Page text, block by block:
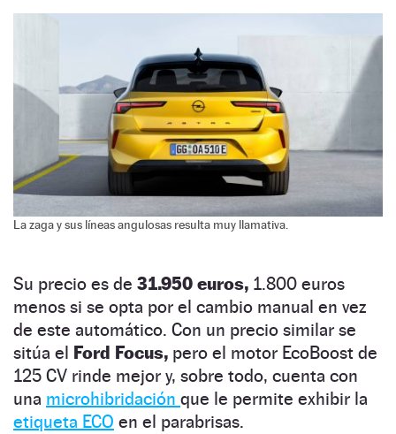
La zaga y sus líneas angulosas resulta muy llamativa.
Su precio es de 31.950 euros, 1.800 euros
menos si se opta por el cambio manual en vez
de este automático. Con un precio similar se
sitúa el Ford Focus, pero el motor EcoBoost de
125 CV rinde mejor y, sobre todo, cuenta con
una microhibridación que le permite exhibir la
etiqueta ECO en el parabrisas.